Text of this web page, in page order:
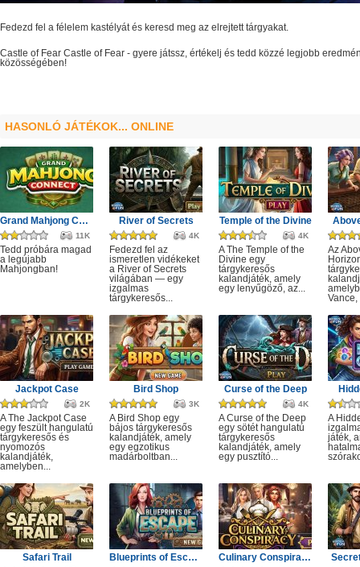
Fedezd fel a félelem kastélyát és keresd meg az elrejtett tárgyakat.
Castle of Fear - gyere játssz, értékelj és tedd közzé legjobb
Castle of Fear
közösségében!
HASONLÓ JÁTÉKOK... ONLINE
Grand Mahjong Connect
11K
Tedd próbára magad
a legújabb
Mahjongban!
River of Secrets
4K
Fedezd fel az
ismeretlen vidékeket
a River of Secrets
világában — egy
izgalmas
tárgykeresős...
Temple of the Divine
4K
A The Temple of the
Divine egy
tárgykeresős
kalandjáték, amely
egy lenyűgöző, az...
Az
Vance,
Jackpot Case
2K
A The Jackpot Case
egy feszült hangulatú
tárgykeresős és
nyomozós
kalandjáték,
amelyben...
Bird Shop
3K
A Bird Shop egy
bájos tárgykeresős
kalandjáték, amely
egy egzotikus
madárboltban...
Curse of the Deep
4K
A Curse of the Deep
egy sötét hangulatú
tárgykeresős
kalandjáték, amely
egy pusztító...
A
játék,
Safari Trail Blueprints of Escape Culinary Conspiracy